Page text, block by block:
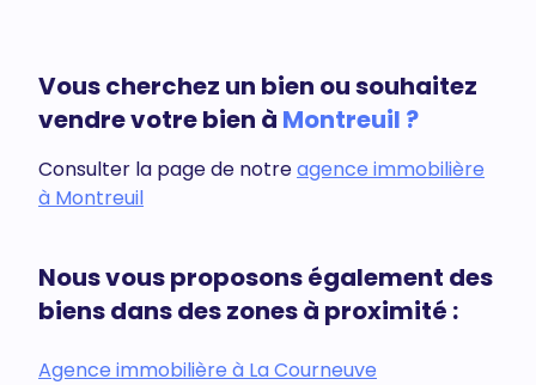
Vous cherchez un bien ou souhaitez
vendre votre bien à Montreuil ?
Consulter la page de notreagence immobilière
à Montreuil
Nous vous proposons également des
biens dans des zones à proximité :
Agence immobilière à La Courneuve